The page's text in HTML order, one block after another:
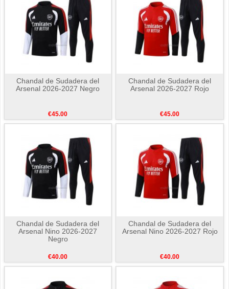
Chandal de Sudadera del
Arsenal 2026-2027 Negro
€45.00
Chandal de Sudadera del
Arsenal 2026-2027 Rojo
€45.00
Chandal de Sudadera del
Arsenal Nino 2026-2027
Negro
€40.00
Chandal de Sudadera del
Arsenal Nino 2026-2027 Rojo
€40.00